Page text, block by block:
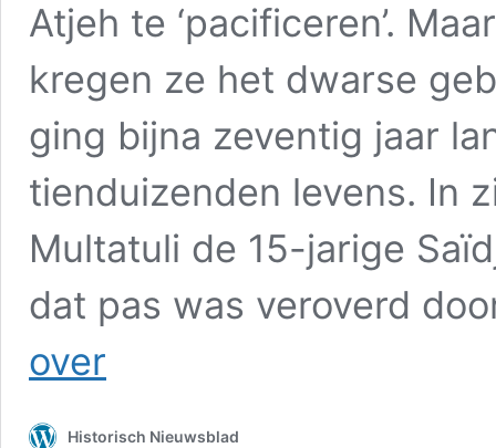
Atjeh te ‘pacificeren’.
kregen ze het dwarse
ging bijna zeventig jaar
tienduizenden levens. In
Multatuli de 15-jarige
dat pas was veroverd
over
Nederland
Historisch Nieuwsblad